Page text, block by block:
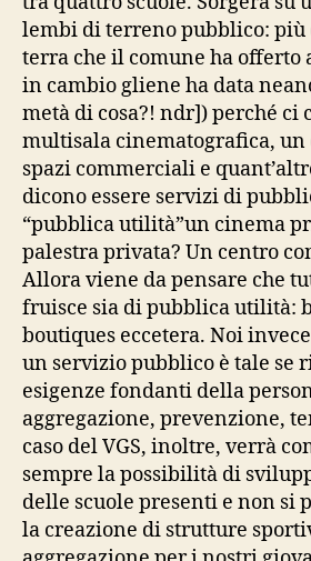
lembi di terreno pubblico: più
terra che il comune ha offerto
in cambio gliene ha data
metà di cosa?! ndr]) perché ci
multisala cinematografica, un
spazi commerciali e
dicono essere servizi di
“pubblica utilità”un cinema
palestra privata? Un centro
Allora viene da pensare che
fruisce sia di pubblica utilità:
boutiques eccetera. Noi
un servizio pubblico è tale se
esigenze fondanti della
aggregazione, prevenzione,
caso del VGS, inoltre, verrà
sempre la possibilità di
delle scuole presenti e non si
la creazione di strutture